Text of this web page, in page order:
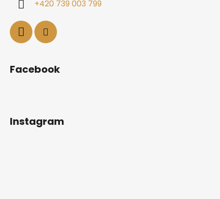
+420 739 003 799
Facebook
Instagram